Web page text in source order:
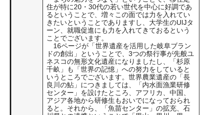
住が特に20・30代の若い世代を中心に好調であ
るということで、増々この面では力を入れてい
きたいということでありますし、大学生のUIJタ
ーン、就職促進にも力を入れてきておるという
ことでございます。
16ページが「世界遺産を活用した岐阜ブラン
ドの創出」ということで、3つの祭行事が先般ユ
ネスコの無形文化遺産になりましたし、「杉原
千畝」も「世界の記憶」への努力をしていると
いうところでございます。世界農業遺産の「長
良川の鮎」につきましては、「内水面漁業研修
センター」を設けたところ、アフリカ、中国、
アジア各地から研修生もおいでになっておられ
ると。それから、「魚苗センター」の拡充、石